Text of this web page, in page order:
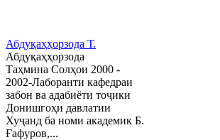
Абдуқаҳҳорзода Т.
Абдуқаҳҳорзода
Таҳмина Солҳои 2000 -
2002-Лаборанти кафедраи
забон ва адабиёти тоҷики
Донишгоҳи давлатии
Хуҷанд ба номи академик Б.
Ғафуров,...